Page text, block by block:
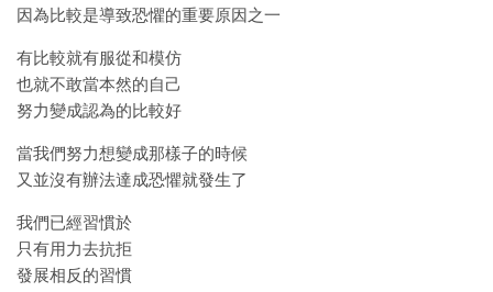
因為比較是導致恐懼的重要原因之一
有比較就有服從和模仿
也就不敢當本然的自己
努力變成認為的比較好
當我們努力想變成那樣子的時候
又並沒有辦法達成恐懼就發生了
我們已經習慣於
只有用力去抗拒
發展相反的習慣